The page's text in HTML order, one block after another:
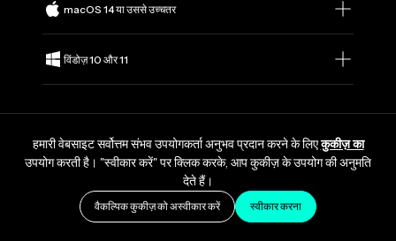
macOS 14 या उससे उच्चतर
विंडोज़ 10 और 11
हमारी वेबसाइट सर्वोत्तम संभव उपयोगकर्ता अनुभव प्रदान करने के लिएकुकीज़ का
उपयोग करती है। "स्वीकार करें" पर क्लिक करके, आप कुकीज़ के उपयोग की अनुमति
देते हैं।
वैकल्पिक कुकीज़ को अस्वीकार करें स्वीकार करना